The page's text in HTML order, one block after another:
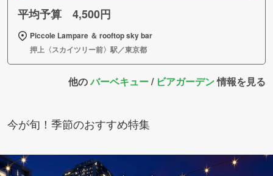
平均予算 4,500円
Piccole Lampare ＆ rooftop sky bar
押上〈スカイツリー前〉駅／東京都
他のバーベキュー/ ビアガーデン情報を見る
今が旬！季節のおすすめ特集